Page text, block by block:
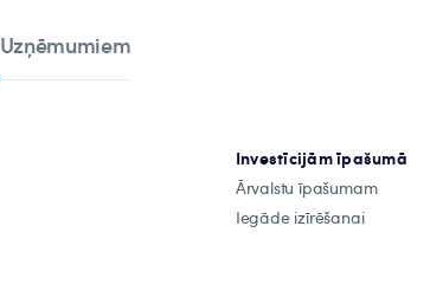
Uzņēmumiem
Investīcijām īpašumā
Ārvalstu īpašumam
Iegāde izīrēšanai